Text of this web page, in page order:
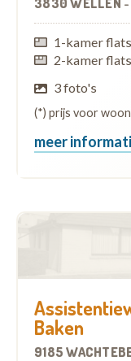
1-kamer
2-kamer
3 foto's
(*) prijs voor
meer
Baken
9185